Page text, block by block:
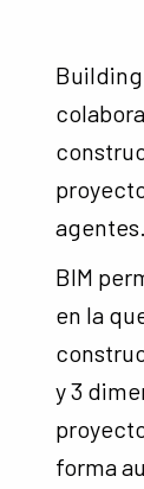
agentes.
BIM
en la
y 3
forma